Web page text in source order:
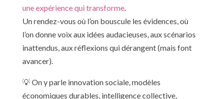
une expérience qui transforme.
Un rendez-vous où l’on bouscule les évidences, où
l’on donne voix aux idées audacieuses, aux scénarios
inattendus, aux réflexions qui dérangent (mais font
avancer).
💡 On y parle innovation sociale, modèles
économiques durables, intelligence collective,